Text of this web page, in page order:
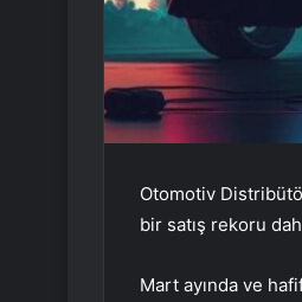
Otomotiv
bir satış rekoru
Mart ayında ve